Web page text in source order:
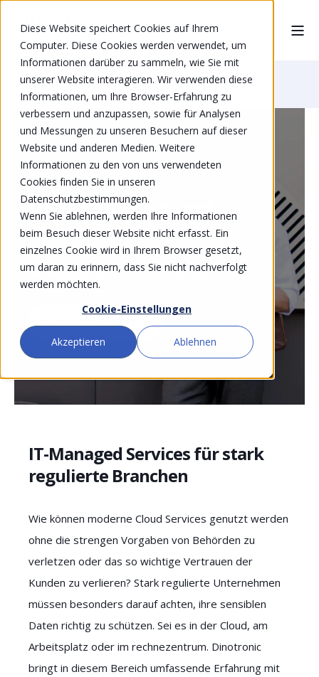
Diese Website speichert Cookies auf Ihrem
Computer. Diese Cookies werden verwendet, um
Informationen darüber zu sammeln, wie Sie mit
unserer Website interagieren. Wir verwenden diese
Informationen, um Ihre Browser-Erfahrung zu
verbessern und anzupassen, sowie für Analysen
und Messungen zu unseren Besuchern auf dieser
Website und anderen Medien. Weitere
Informationen zu den von uns verwendeten
Cookies finden Sie in unseren
Datenschutzbestimmungen.
Wenn Sie ablehnen, werden Ihre Informationen
beim Besuch dieser Website nicht erfasst. Ein
einzelnes Cookie wird in Ihrem Browser gesetzt,
um daran zu erinnern, dass Sie nicht nachverfolgt
werden möchten.
Cookie-Einstellungen
Akzeptieren Ablehnen
Home Branchen Finanzdienstleister
Dinotronic für Finanzdienstleister
FINMA-konform und
diskret
Wir managen die IT für Finanzdienstleister.
IT-Managed Services für stark
regulierte Branchen
Wie können moderne Cloud Services genutzt werden
ohne die strengen Vorgaben von Behörden zu
verletzen oder das so wichtige Vertrauen der
Kunden zu verlieren? Stark regulierte Unternehmen
müssen besonders darauf achten, ihre sensiblen
Daten richtig zu schützen. Sei es in der Cloud, am
Arbeitsplatz oder im rechnezentrum. Dinotronic
bringt in diesem Bereich umfassende Erfahrung mit